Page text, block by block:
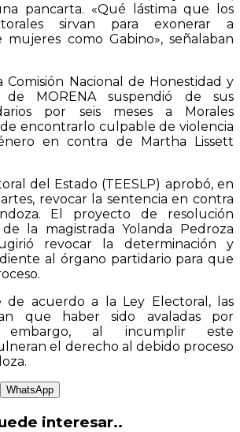
pancarta. «Qué lástima que los
sirvan para exonerar a
mujeres como Gabino», señalaban
Comisión Nacional de Honestidad y
de MORENA suspendió de sus
por seis meses a Morales
encontrarlo culpable de violencia
en contra de Martha Lissett
del Estado (TEESLP) aprobó, en
revocar la sentencia en contra
El proyecto de resolución
la magistrada Yolanda Pedroza
revocar la determinación y
al órgano partidario para que
acuerdo a la Ley Electoral, las
que haber sido avaladas por
embargo, al incumplir este
el derecho al debido proceso
WhatsApp
interesar..